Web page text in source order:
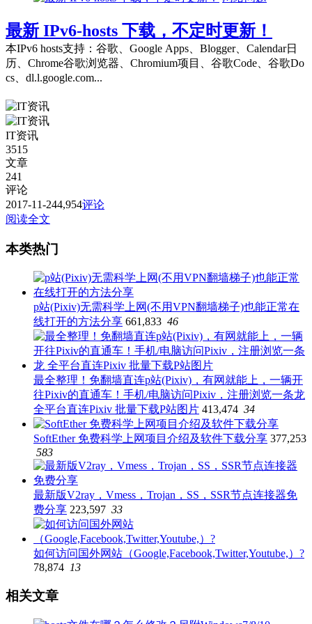
最新 IPv6-hosts 下载，不定时更新！
本IPv6 hosts支持：谷歌、Google Apps、Blogger、Calendar日
历、Chrome谷歌浏览器、Chromium项目、谷歌Code、谷歌Do
cs、dl.l.google.com...
IT资讯
3515
文章
241
评论
2017-11-244,954评论
阅读全文
本类热门
p站(Pixiv)无需科学上网(不用VPN翻墙梯子)也能正常在
线打开的方法分享 661,833 46
最全整理！免翻墙直连p站(Pixiv)，有网就能上，一辆开
往Pixiv的直通车！手机/电脑访问Pixiv，注册浏览一条龙
全平台直连Pixiv 批量下载P站图片 413,474 34
SoftEther 免费科学上网项目介绍及软件下载分享 377,253
583
最新版V2ray，Vmess，Trojan，SS，SSR节点连接器免
费分享 223,597 33
如何访问国外网站（Google,Facebook,Twitter,Youtube,）?
78,874 13
相关文章